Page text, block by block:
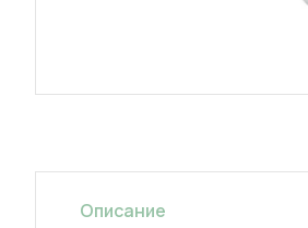
Описание